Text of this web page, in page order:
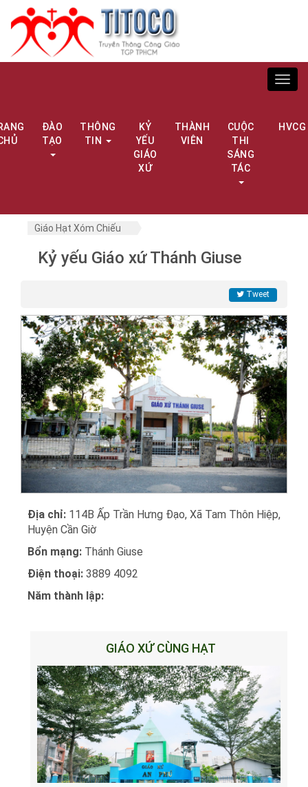
ĐÀO
TẠO
THÔNG
TIN
KỶ
YẾU
GIÁO
XỨ
THÀNH
VIÊN
CUỘC
THI
SÁNG
TÁC
HVCG
Giáo Hạt Xóm Chiếu
Kỷ yếu Giáo xứ Thánh Giuse
Tweet
Địa chỉ: 114B Ấp Trần Hưng Đạo, Xã Tam Thôn Hiệp,
Huyện Cần Giờ
Bổn mạng: Thánh Giuse
Điện thoại: 3889 4092
Năm thành lập:
GIÁO XỨ CÙNG HẠT